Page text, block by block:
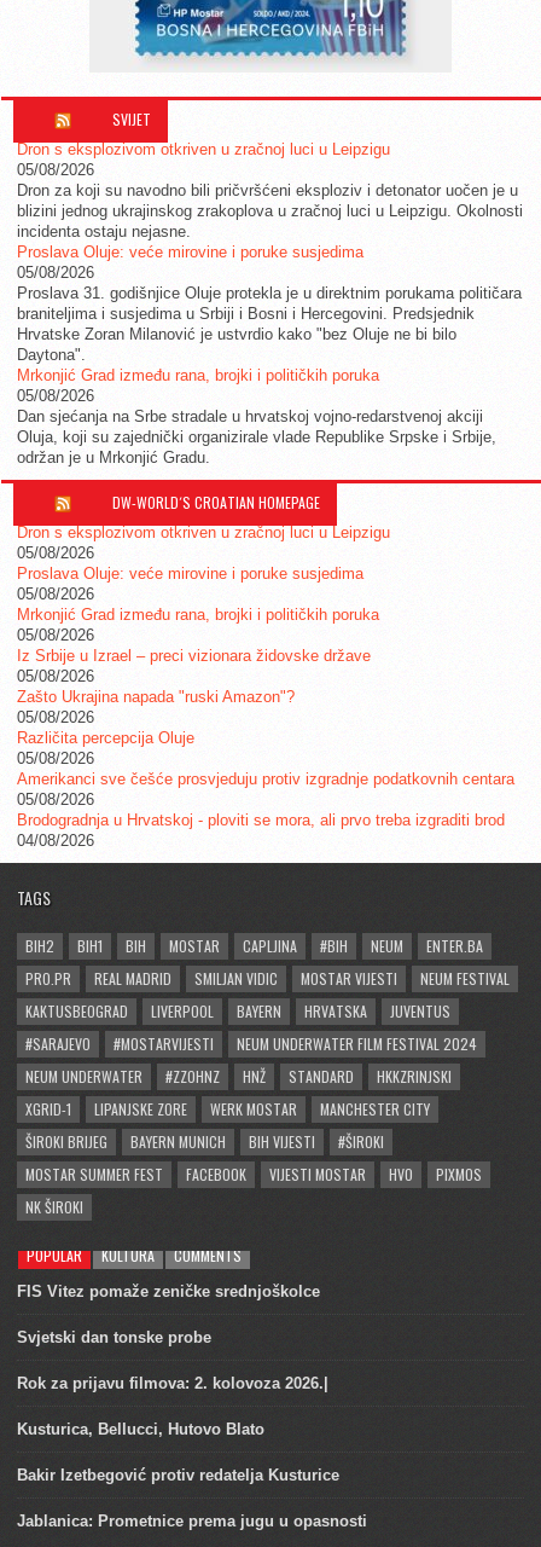
SVIJET
Dron s eksplozivom otkriven u zračnoj luci u Leipzigu
05/08/2026
Dron za koji su navodno bili pričvršćeni eksploziv i detonator uočen je u
blizini jednog ukrajinskog zrakoplova u zračnoj luci u Leipzigu. Okolnosti
incidenta ostaju nejasne.
Proslava Oluje: veće mirovine i poruke susjedima
05/08/2026
Proslava 31. godišnjice Oluje protekla je u direktnim porukama političara
braniteljima i susjedima u Srbiji i Bosni i Hercegovini. Predsjednik
Hrvatske Zoran Milanović je ustvrdio kako "bez Oluje ne bi bilo
Daytona".
Mrkonjić Grad između rana, brojki i političkih poruka
05/08/2026
Dan sjećanja na Srbe stradale u hrvatskoj vojno-redarstvenoj akciji
Oluja, koji su zajednički organizirale vlade Republike Srpske i Srbije,
održan je u Mrkonjić Gradu.
DW-WORLD´S CROATIAN HOMEPAGE
Dron s eksplozivom otkriven u zračnoj luci u Leipzigu
05/08/2026
Proslava Oluje: veće mirovine i poruke susjedima
05/08/2026
Mrkonjić Grad između rana, brojki i političkih poruka
05/08/2026
Iz Srbije u Izrael – preci vizionara židovske države
05/08/2026
Zašto Ukrajina napada "ruski Amazon"?
05/08/2026
Različita percepcija Oluje
05/08/2026
Amerikanci sve češće prosvjeduju protiv izgradnje podatkovnih centara
05/08/2026
Brodogradnja u Hrvatskoj - ploviti se mora, ali prvo treba izgraditi brod
04/08/2026
TAGS
BIH2 BIH1 BIH MOSTAR CAPLJINA #BIH NEUM
ENTER.BA
PRO.PR
REAL MADRID SMILJAN VIDIC MOSTAR VIJESTI
NEUM FESTIVAL
KAKTUSBEOGRAD
LIVERPOOL BAYERN HRVATSKA
JUVENTUS
#SARAJEVO
#MOSTARVIJESTI
NEUM UNDERWATER FILM FESTIVAL 2024
NEUM UNDERWATER
#ZZOHNZ HNŽ STANDARD
HKKZRINJSKI
XGRID-1
LIPANJSKE ZORE WERK MOSTAR
MANCHESTER CITY
ŠIROKI BRIJEG
BAYERN MUNICH BIH VIJESTI
#ŠIROKI
MOSTAR SUMMER FEST
FACEBOOK VIJESTI MOSTAR HVO
PIXMOS
NK ŠIROKI
POPULAR KULTURA COMMENTS
FIS Vitez pomaže zeničke srednjoškolce
Svjetski dan tonske probe
Rok za prijavu filmova: 2. kolovoza 2026.|
Kusturica, Bellucci, Hutovo Blato
Bakir Izetbegović protiv redatelja Kusturice
Jablanica: Prometnice prema jugu u opasnosti